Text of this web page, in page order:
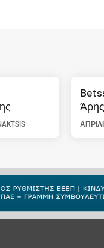
Άρης